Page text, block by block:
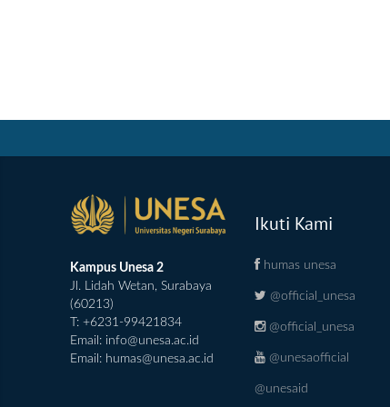
Kampus Unesa 2
Jl. Lidah Wetan, Surabaya
(60213)
T: +6231-99421834
Email: info@unesa.ac.id
Email: humas@unesa.ac.id
Ikuti Kami
humas unesa
@official_unesa
@official_unesa
@unesaofficial
@unesaid